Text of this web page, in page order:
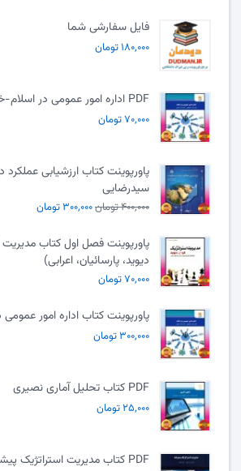
فایل سفارشی شما
۱۸۰,۰۰۰ تومان
PDF اداره امور عمومی در اسلام-خدابخش
۷۰,۰۰۰ تومان
پاورپوینت کتاب ارزشیابی
سیدرضایی
۴۰۰,۰۰۰ تومان ۳۰۰,۰۰۰ تومان
پاورپوینت فصل اول کتاب مدیریت
دیوید، پارسائیان، اعرابی)
۷۰,۰۰۰ تومان
پاورپوینت کتاب اداره امور عمومی
۳۰۰,۰۰۰ تومان
PDF کتاب تحلیل آماری نصیری
۲۵,۰۰۰ تومان
PDF کتاب مدیریت استراتژیک پیشرفته- رسولی